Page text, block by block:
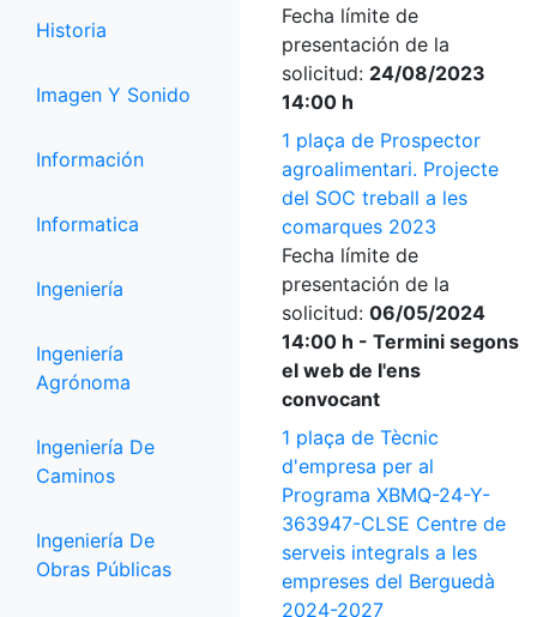
Historia
Imagen Y Sonido
Información
Informatica
Ingeniería
Ingeniería
Agrónoma
Ingeniería De
Caminos
Ingeniería De
Obras Públicas
Fecha límite de
presentación de la
solicitud: 24/08/2023
14:00 h
1 plaça de Prospector
agroalimentari. Projecte
del SOC treball a les
comarques 2023
Fecha límite de
presentación de la
solicitud: 06/05/2024
14:00 h - Termini segons
el web de l'ens
convocant
1 plaça de Tècnic
d'empresa per al
Programa XBMQ-24-Y-
363947-CLSE Centre de
serveis integrals a les
empreses del Berguedà
2024-2027